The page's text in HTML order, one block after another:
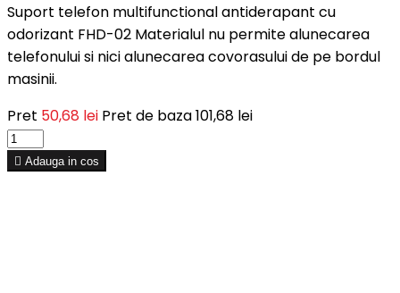
Suport telefon multifunctional antiderapant cu
odorizant FHD-02 Materialul nu permite alunecarea
telefonului si nici alunecarea covorasului de pe bordul
masinii.
Pret 50,68 lei Pret de baza101,68 lei
 Adauga in cos